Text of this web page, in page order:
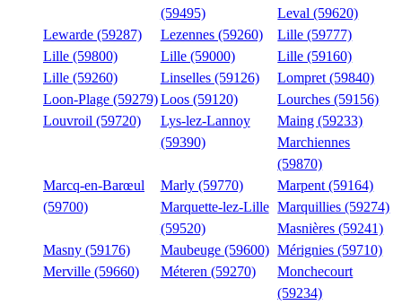
(59495)
Leval (59620)
Lewarde (59287)
Lezennes (59260)
Lille (59777)
Lille (59800)
Lille (59000)
Lille (59160)
Lille (59260)
Linselles (59126)
Lompret (59840)
Loon-Plage (59279)Loos (59120)
Lourches (59156)
Louvroil (59720)
Lys-lez-Lannoy
(59390)
Maing (59233)
Marchiennes
(59870)
Marcq-en-Barœul
(59700)
Marly (59770)
Marpent (59164)
Marquette-lez-Lille
(59520)
Marquillies (59274)
Masnières (59241)
Masny (59176)
Maubeuge (59600) Mérignies (59710)
Merville (59660)
Méteren (59270)
Monchecourt
(59234)